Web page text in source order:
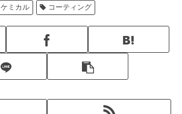
ケミカル コーティング